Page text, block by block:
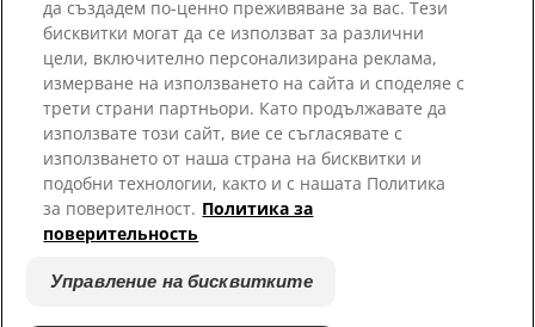
© 2025 Hill's Pet Nutrition, Inc.
Всички права запазени.
Условия за ползване
Правна и Политика за
Поверителност
Правно Изявление
Управление на бисквитките
да създадем по-ценно преживяване за вас. Тези
бисквитки могат да се използват за различни
цели, включително персонализирана реклама,
измерване на използването на сайта и споделяе с
трети страни партньори. Като продължавате да
използвате този сайт, вие се съгласявате с
използването от наша страна на бисквитки и
подобни технологии, както и с нашата Политика
за поверителност. Политика за
поверительность
Управление на бисквитките